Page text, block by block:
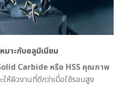
าะกับอลูมิเนียม
Carbide หรือ HSS คุณภาพ
ให้ผิวงานที่ดีกว่าเมื่อใช้รอบสูง